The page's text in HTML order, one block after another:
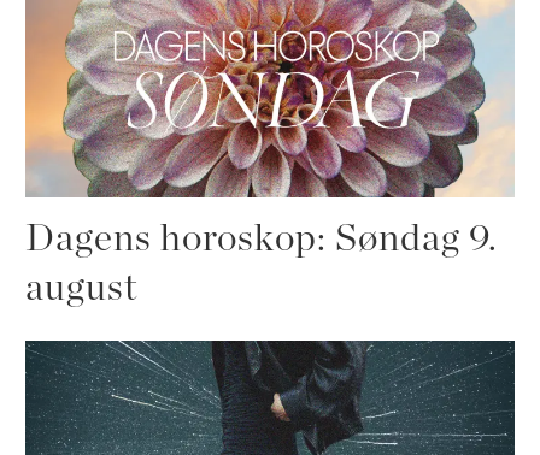
Dagens horoskop: Søndag 9.
august